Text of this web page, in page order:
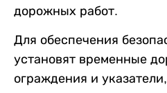
дорожных работ.
Для обеспечения
установят временные
ограждения и